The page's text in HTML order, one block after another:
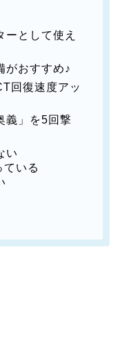
ーとして使え
がおすすめ♪
回復速度アッ
義」を5回撃
い
ている